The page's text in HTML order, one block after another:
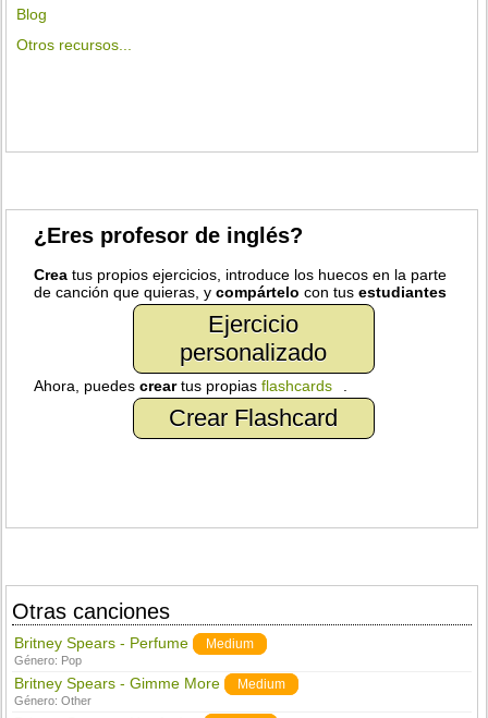
Blog
Otros recursos...
¿Eres profesor de inglés?
Crea tus propios ejercicios, introduce los huecos en la parte
de canción que quieras, ycompártelo con tusestudiantes
Ejercicio
personalizado
Ahora, puedescreartus propiasflashcards
Crear Flashcard
Otras canciones
Britney Spears - Perfume Medium
Género: Pop
Britney Spears - Gimme More Medium
Género:Other